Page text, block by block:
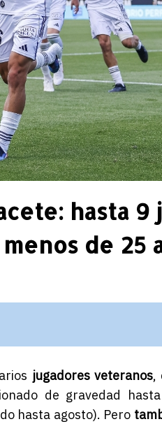
hasta 9
de 25
jugadores veteranos,
de gravedad
hasta agosto). Pero